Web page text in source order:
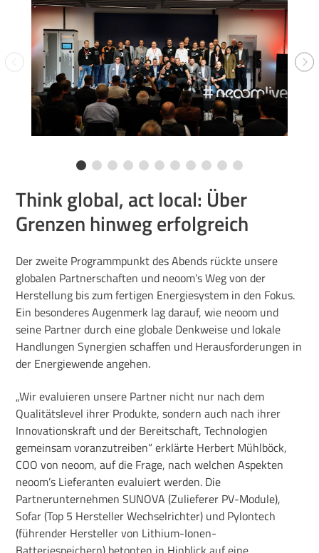
Think global, act local: Über
Grenzen hinweg erfolgreich
Der zweite Programmpunkt des Abends rückte unsere
globalen Partnerschaften und neoom’s Weg von der
Herstellung bis zum fertigen Energiesystem in den Fokus.
Ein besonderes Augenmerk lag darauf, wie neoom und
seine Partner durch eine globale Denkweise und lokale
Handlungen Synergien schaffen und Herausforderungen in
der Energiewende angehen.
„Wir evaluieren unsere Partner nicht nur nach dem
Qualitätslevel ihrer Produkte, sondern auch nach ihrer
Innovationskraft und der Bereitschaft, Technologien
gemeinsam voranzutreiben“ erklärte Herbert Mühlböck,
COO von neoom, auf die Frage, nach welchen Aspekten
neoom’s Lieferanten evaluiert werden. Die
Partnerunternehmen SUNOVA (Zulieferer PV-Module),
Sofar (Top 5 Hersteller Wechselrichter) und Pylontech
(führender Hersteller von Lithium-Ionen-